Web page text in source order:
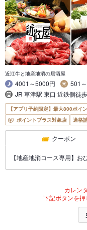
近江牛と地産地消の居酒屋
4001～5000円
501
JR 草津駅 東口 近鉄側徒
【アプリ予約限定】最大800ポイ
ポイントプラス対象店
適格
クーポン
【地産地消コース専用】
カレン
下記ボタンを押